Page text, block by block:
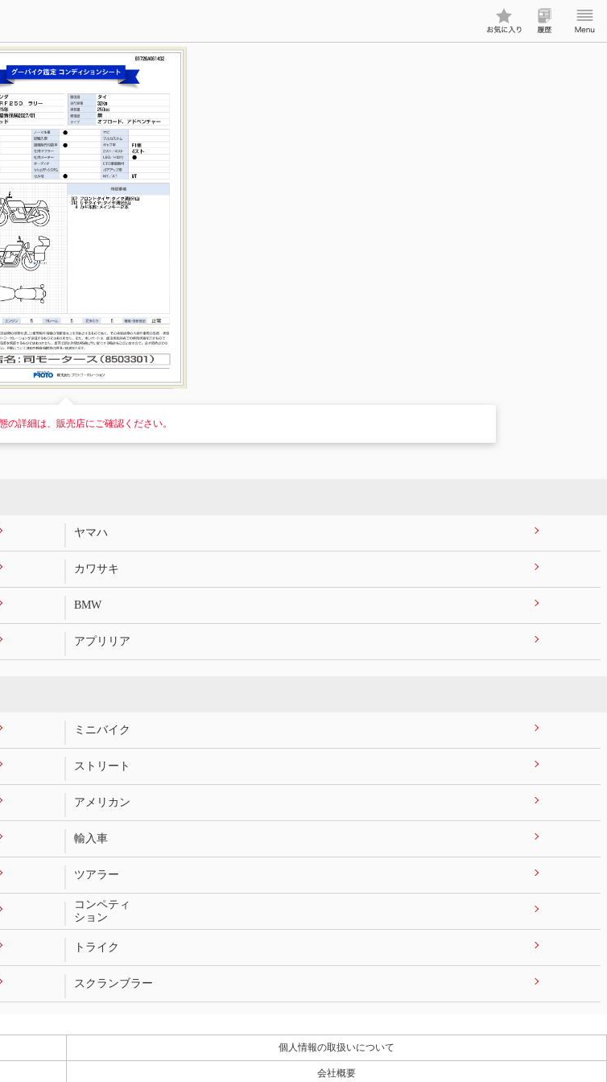
の詳細は、販売店にご確認ください。
ヤマハ
カワサキ
BMW
アプリリア
ミニバイク
ストリート
アメリカン
輸入車
ツアラー
コンペティ
ション
トライク
スクランブラー
個人情報の取扱いについて
会社概要